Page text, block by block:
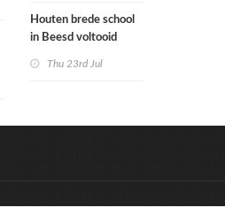
Houten brede school
in Beesd voltooid
Thu 23rd Jul